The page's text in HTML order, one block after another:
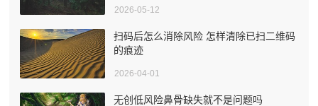
2026-05-12
扫码后怎么消除风险 怎样清除已扫二维码
的痕迹
2026-04-01
无创低风险鼻骨缺失就不是问题吗